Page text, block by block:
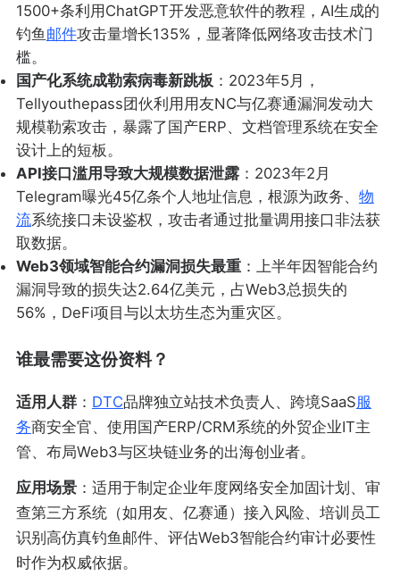
1500+条利用ChatGPT开发恶意软件的教程，AI生成的
钓鱼 邮件攻击量增长135%，显著降低网络攻击技术门
槛。
国产化系统成勒索病毒新跳板 ：2023年5月，
Tellyouthepass团伙利用用友NC与亿赛通漏洞发动大
规模勒索攻击，暴露了国产ERP、文档管理系统在安全
设计上的短板。
API接口滥用导致大规模数据泄露：2023年2月
Telegram曝光45亿条个人地址信息，根源为政务、 物
流系统接口未设鉴权，攻击者通过批量调用接口非法获
取数据。
Web3领域智能合约漏洞损失最重：上半年因智能合约
漏洞导致的损失达2.64亿美元，占Web3总损失的
56%，DeFi项目与以太坊生态为重灾区。
谁最需要这份资料？
适用人群： DTC品牌独立站技术负责人、跨境SaaS服
务商安全官、使用国产ERP/CRM系统的外贸企业IT主
管、布局Web3与区块链业务的出海创业者。
应用场景：适用于制定企业年度网络安全加固计划、审
查第三方系统（如用友、亿赛通）接入风险、培训员工
识别高仿真钓鱼邮件、评估Web3智能合约审计必要性
时作为权威依据。